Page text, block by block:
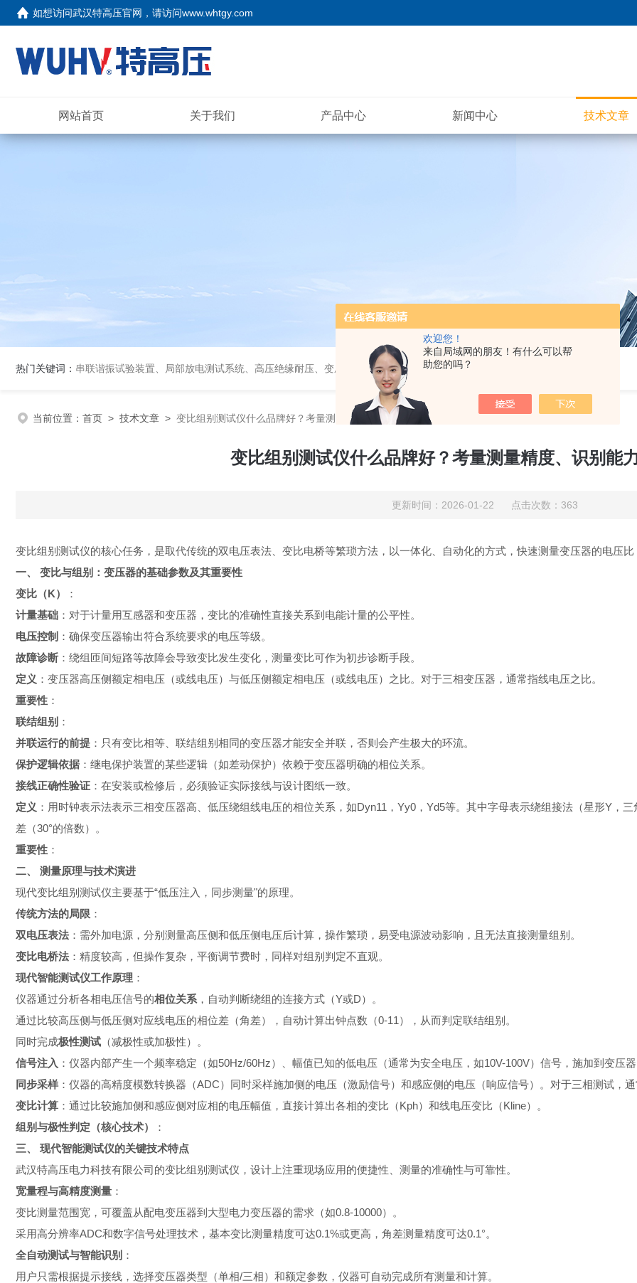
欢迎您！
来自局域网的朋友！有什么可以帮
助您的吗？
如想访问武汉特高压官网，请访问www.whtgy.com
网站首页 关于我们 产品中心 新闻中心 技术文章
热门关键词： 串联谐振试验装置、局部放电测试系统、高压绝缘耐压、变压器测试、断路器测试、继电保护、二次回路测试、电
当前位置： 首页 > 技术文章 > 变比组别测试仪什么品牌好？考量测量精度、识别能力与现场效率
变比组别测试仪什么品牌好？考量测量精度、识别能
更新时间：2026-01-22 点击次数：363
变比组别测试仪的核心任务，是取代传统的双电压表法、变比电桥等繁琐方法，以一体化、自动化的方式，快速测量变压器的电压
一、 变比与组别：变压器的基础参数及其重要性
变比（K）
：
计量基础 ：对于计量用互感器和变压器，变比的准确性直接关系到电能计量的公平性。
电压控制 ：确保变压器输出符合系统要求的电压等级。
故障诊断 ：绕组匝间短路等故障会导致变比发生变化，测量变比可作为初步诊断手段。
定义 ：变压器高压侧额定相电压（或线电压）与低压侧额定相电压（或线电压）之比。对于三相变压器，通常指线电压之比。
重要性 ：
联结组别 ：
并联运行的前提 ：只有变比相等、联结组别相同的变压器才能安全并联，否则会产生极大的环流。
保护逻辑依据 ：继电保护装置的某些逻辑（如差动保护）依赖于变压器明确的相位关系。
接线正确性验证 ：在安装或检修后，必须验证实际接线与设计图纸一致。
定义 ：用时钟表示法表示三相变压器高、低压绕组线电压的相位关系，如Dyn11，Yy0，Yd5等。其中字母表示绕组接法（星形Y，
差（30°的倍数）。
重要性 ：
二、 测量原理与技术演进
现代变比组别测试仪主要基于“低压注入，同步测量"的原理。
传统方法的局限 ：
双电压表法 ：需外加电源，分别测量高压侧和低压侧电压后计算，操作繁琐，易受电源波动影响，且无法直接测量组别。
变比电桥法 ：精度较高，但操作复杂，平衡调节费时，同样对组别判定不直观。
现代智能测试仪工作原理 ：
仪器通过分析各相电压信号的相位关系 ，自动判断绕组的连接方式（Y或D）。
通过比较高压侧与低压侧对应线电压的相位差（角差），自动计算出钟点数（0-11），从而判定联结组别。
同时完成极性测试 （减极性或加极性）。
信号注入 ：仪器内部产生一个频率稳定（如50Hz/60Hz）、幅值已知的低电压（通常为安全电压，如10V-100V）信号，施加到变压
同步采样 ：仪器的高精度模数转换器（ADC）同时采样施加侧的电压（激励信号）和感应侧的电压（响应信号）。对于三相测试，
变比计算 ：通过比较施加侧和感应侧对应相的电压幅值，直接计算出各相的变比（Kph）和线电压变比（Kline）。
组别与极性判定（核心技术）
：
三、 现代智能测试仪的关键技术特点
武汉特高压电力科技有限公司的变比组别测试仪，设计上注重现场应用的便捷性、测量的准确性与可靠性。
宽量程与高精度测量 ：
变比测量范围宽，可覆盖从配电变压器到大型电力变压器的需求（如0.8-10000）。
采用高分辨率ADC和数字信号处理技术，基本变比测量精度可达0.1%或更高，角差测量精度可达0.1°。
全自动测试与智能识别 ：
用户只需根据提示接线，选择变压器类型（单相/三相）和额定参数，仪器可自动完成所有测量和计算。